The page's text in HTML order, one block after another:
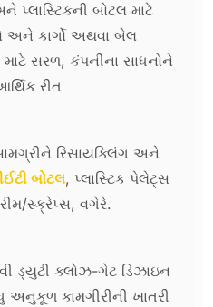
પ્લાસ્ટિકની બોટલ માટે
અને કાર્ગો અથવા બેલ
સરળ, કંપનીના સાધનોને
રીત
રિસાયક્લિંગ અને
બોટલ, પ્લાસ્ટિક પેલેટ્સ
સ્ક્રેપ્સ, વગેરે.
ડ્યુટી ક્લોઝ-ગેટ ડિઝાઇન
અનુકૂળ કામગીરીની ખાતરી